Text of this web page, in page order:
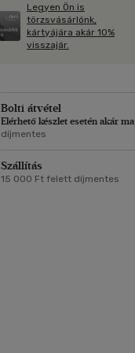
Kártya
Képeslap
Naptár
Legyen Ön is
törzsvásárlónk,
kártyájára akár 10%
visszajár.
Bolti átvétel
Elérhető készlet esetén akár ma
díjmentes
Szállítás
15 000 Ft felett díjmentes